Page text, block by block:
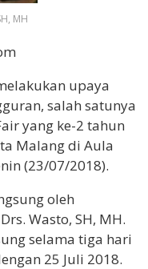
MH
upaya
salah satunya
yang ke-2 tahun
Malang di Aula
(23/07/2018).
oleh
Wasto, SH, MH.
selama tiga hari
25 Juli 2018.